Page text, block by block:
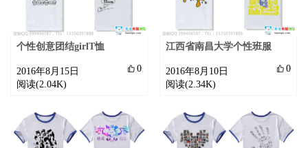
个性创意团结girlT恤
 0
2016年8月15日
阅读(2.04K)
江西省南昌大学个性班服
 0
2016年8月10日
阅读(2.34K)